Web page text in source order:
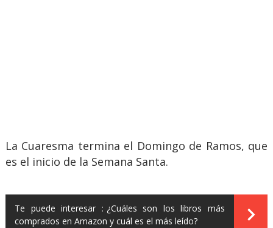
La Cuaresma termina el Domingo de Ramos, que
es el inicio de la Semana Santa.
Te puede interesar : ¿Cuáles son los libros más
comprados en Amazon y cuál es el más leído?